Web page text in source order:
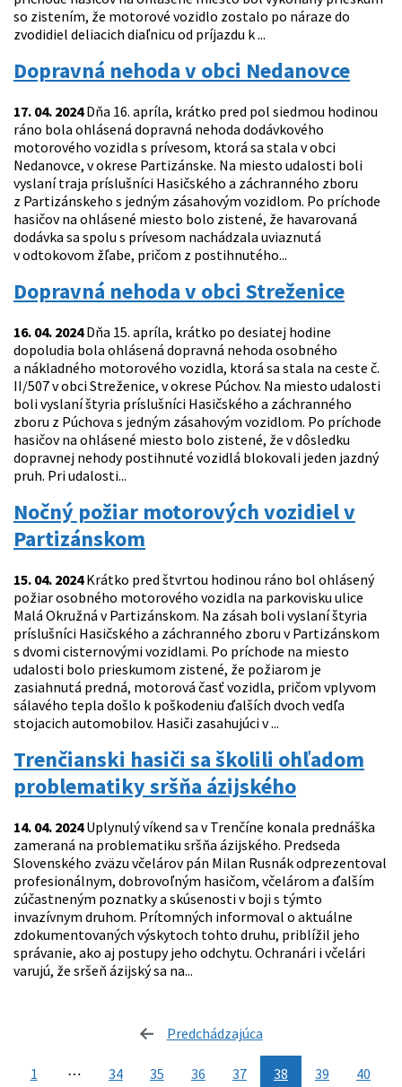
so zistením, že motorové vozidlo zostalo po náraze do
zvodidiel deliacich diaľnicu od príjazdu k ...
Dopravná nehoda v obci Nedanovce
17. 04. 2024Dňa 16. apríla, krátko pred pol siedmou hodinou
ráno bola ohlásená dopravná nehoda dodávkového
motorového vozidla s prívesom, ktorá sa stala v obci
Nedanovce, v okrese Partizánske. Na miesto udalosti boli
vyslaní traja príslušníci Hasičského a záchranného zboru
z Partizánskeho s jedným zásahovým vozidlom. Po príchode
hasičov na ohlásené miesto bolo zistené, že havarovaná
dodávka sa spolu s prívesom nachádzala uviaznutá
v odtokovom žľabe, pričom z postihnutého...
Dopravná nehoda v obci Streženice
16. 04. 2024Dňa 15. apríla, krátko po desiatej hodine
dopoludia bola ohlásená dopravná nehoda osobného
a nákladného motorového vozidla, ktorá sa stala na ceste č.
II/507 v obci Streženice, v okrese Púchov. Na miesto udalosti
boli vyslaní štyria príslušníci Hasičského a záchranného
zboru z Púchova s jedným zásahovým vozidlom. Po príchode
hasičov na ohlásené miesto bolo zistené, že v dôsledku
dopravnej nehody postihnuté vozidlá blokovali jeden jazdný
pruh. Pri udalosti...
Nočný požiar motorových vozidiel v
Partizánskom
15. 04. 2024Krátko pred štvrtou hodinou ráno bol ohlásený
požiar osobného motorového vozidla na parkovisku ulice
Malá Okružná v Partizánskom. Na zásah boli vyslaní štyria
príslušníci Hasičského a záchranného zboru v Partizánskom
s dvomi cisternovými vozidlami. Po príchode na miesto
udalosti bolo prieskumom zistené, že požiarom je
zasiahnutá predná, motorová časť vozidla, pričom vplyvom
sálavého tepla došlo k poškodeniu ďalších dvoch vedľa
stojacich automobilov. Hasiči zasahujúci v ...
Trenčianski hasiči sa školili ohľadom
problematiky sršňa ázijského
14. 04. 2024Uplynulý víkend sa v Trenčíne konala prednáška
zameraná na problematiku sršňa ázijského. Predseda
Slovenského zväzu včelárov pán Milan Rusnák odprezentoval
profesionálnym, dobrovoľným hasičom, včelárom a ďalším
zúčastneným poznatky a skúsenosti v boji s týmto
invazívnym druhom. Prítomných informoval o aktuálne
zdokumentovaných výskytoch tohto druhu, priblížil jeho
správanie, ako aj postupy jeho odchytu. Ochranári i včelári
varujú, že sršeň ázijský sa na...
Predchádzajúca
1 ⋯ 34 35 36 37 38 39 40